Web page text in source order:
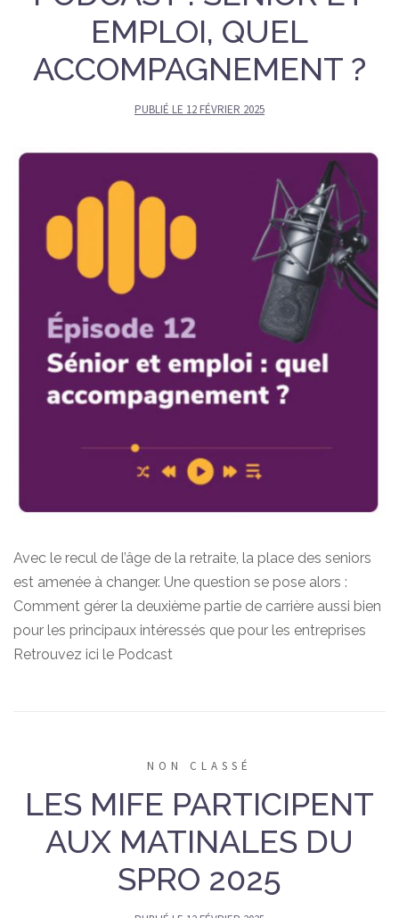
EMPLOI, QUEL
ACCOMPAGNEMENT ?
PUBLIÉ LE 12 FÉVRIER 2025
Avec le recul de l’âge de la retraite, la place des seniors
est amenée à changer. Une question se pose alors :
Comment gérer la deuxième partie de carrière aussi bien
pour les principaux intéressés que pour les entreprises
Retrouvez ici le Podcast
NON CLASSÉ
LES MIFE PARTICIPENT
AUX MATINALES DU
SPRO 2025